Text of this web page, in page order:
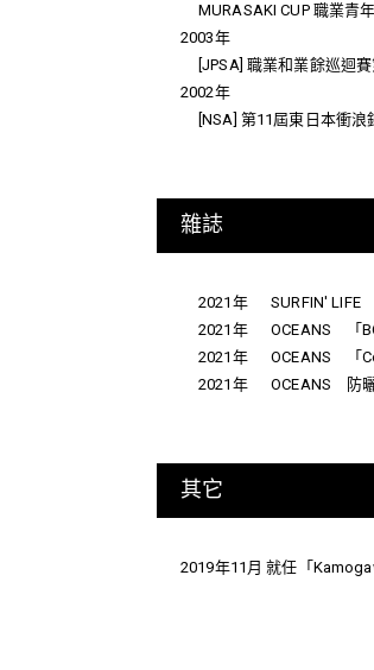
MURASAKI CUP 職業青
2003年
[JPSA] 職業和業餘巡迴
2002年
[NSA] 第11屆東日本衝浪
雜誌
2021年
SURFIN'
2021年
OCEANS 「
2021年
OCEANS 「
2021年
OCEANS 防
其它
2019年11月 就任「